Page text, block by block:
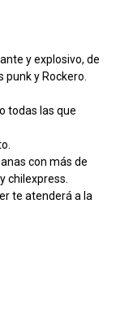
y explosivo, de
y Rockero.
todas las que
con más de
chilexpress.
te atenderá a la